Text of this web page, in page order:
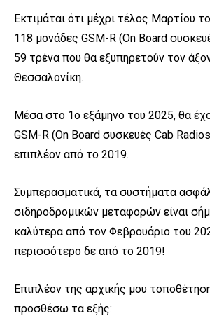
Εκτιμάται ότι μέχρι τέλος Μαρτίου
118 μονάδες GSM-R (On Board
59 τρένα που θα εξυπηρετούν τον
Θεσσαλονίκη.
Μέσα στο 1ο εξάμηνο του 2025, θα
GSM-R (On Board συσκευές Cab
επιπλέον από το 2019.
Συμπερασματικά, τα συστήματα
σιδηροδρομικών μεταφορών είναι
καλύτερα από τον Φεβρουάριο του
περισσότερο δε από το 2019!
Επιπλέον της αρχικής μου
προσθέσω τα εξής: